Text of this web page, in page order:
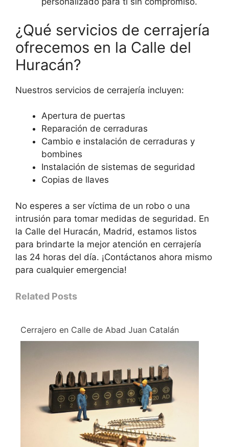
¿Qué servicios de cerrajería
ofrecemos en la Calle del
Huracán?
Nuestros servicios de cerrajería incluyen:
Apertura de puertas
Reparación de cerraduras
Cambio e instalación de cerraduras y
bombines
Instalación de sistemas de seguridad
Copias de llaves
No esperes a ser víctima de un robo o una
intrusión para tomar medidas de seguridad. En
la Calle del Huracán, Madrid, estamos listos
para brindarte la mejor atención en cerrajería
las 24 horas del día. ¡Contáctanos ahora mismo
para cualquier emergencia!
Related Posts
Cerrajero en Calle de Abad Juan Catalán